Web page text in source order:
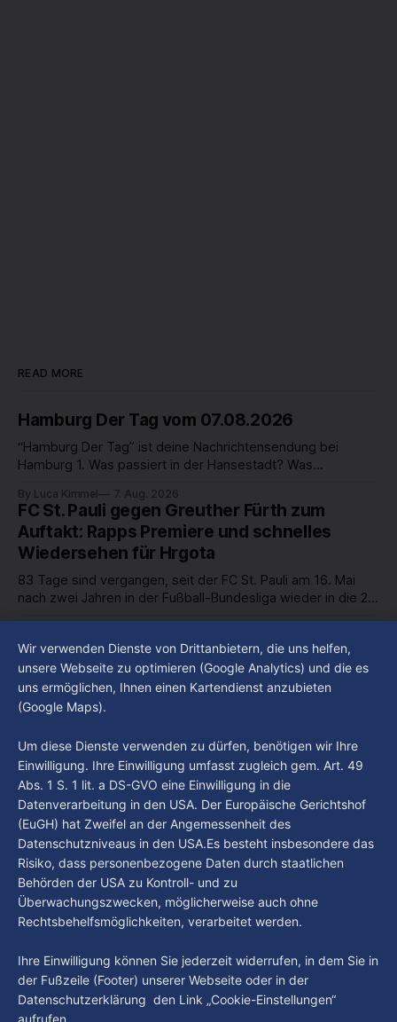
READ MORE
Hamburg Der Tag vom 07.08.2026
“Hamburg Der Tag” ist deine Nachrichtensendung bei
Hamburg 1. Was passiert in der Hansestadt? Was
in unserer Stadt an? Fragen, die von Montag bis Freitag LIVE
um 18 Uhr beantwortet werden - auf YouTube und im TV.
By Luca Kimmel 7. Aug. 2026
FC St. Pauli gegen Greuther Fürth zum
Auftakt: Rapps Premiere und schnelles
Wiedersehen für Hrgota
83 Tage sind vergangen, seit der FC St. Pauli am 16. Mai
nach zwei Jahren in der Fußball-Bundesliga wieder in die 2.
haben den Kiezclub verlassen. Dafür kamen in den letzten
Wochen einige
Im Gespräch mit Christian Pothe - Heute zu
Gast: Götz Tintelnot
By Luca Kimmel 6. Aug. 2026
Nissi's Kunstwelt - Folge 18
By Luca Kimmel 6. Aug. 2026
Wir verwenden Dienste von Drittanbietern, die uns helfen,
unsere Webseite zu optimieren (Google Analytics) und die es
uns ermöglichen, Ihnen einen Kartendienst anzubieten
(Google Maps).
Um diese Dienste verwenden zu dürfen, benötigen wir Ihre
Einwilligung. Ihre Einwilligung umfasst zugleich gem. Art. 49
Abs. 1 S. 1 lit. a DS-GVO eine Einwilligung in die
Datenverarbeitung in den USA. Der Europäische Gerichtshof
(EuGH) hat Zweifel an der Angemessenheit des
Datenschutzniveaus in den USA.Es besteht insbesondere das
Risiko, dass personenbezogene Daten durch staatlichen
Behörden der USA zu Kontroll- und zu
Überwachungszwecken, möglicherweise auch ohne
Rechtsbehelfsmöglichkeiten, verarbeitet werden.
Ihre Einwilligung können Sie jederzeit widerrufen, in dem Sie in
der Fußzeile (Footer) unserer Webseite oder in der
Datenschutzerklärung den Link „Cookie-Einstellungen“
aufrufen.